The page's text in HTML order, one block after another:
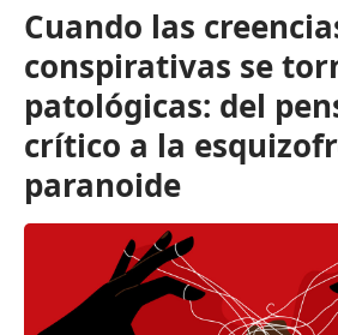
Cuando las
conspirativas se
patológicas: del
crítico a la
paranoide